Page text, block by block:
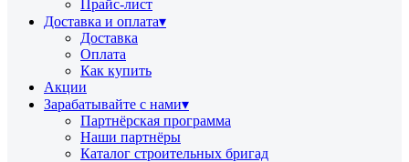
Прайс-лист
Доставка и оплата▾
Доставка
Оплата
Как купить
Акции
Зарабатывайте с нами▾
Партнёрская программа
Наши партнёры
Каталог строительных бригад